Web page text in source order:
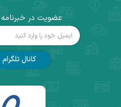
عضویت در
کانال تلگرام